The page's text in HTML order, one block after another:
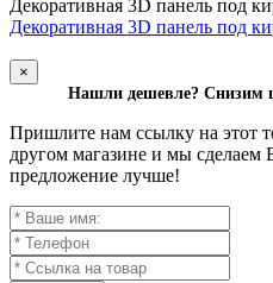
Декоративная 3D панель под
Декоративная 3D панель под
×
Нашли дешевле? Снизим
Пришлите нам ссылку на этот
другом магазине и мы сделаем
предложение лучше!